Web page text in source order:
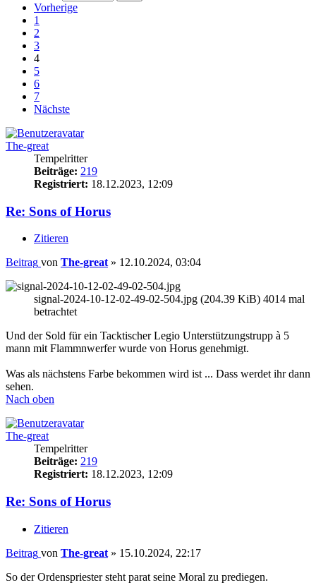
Vorherige
1
2
3
4
5
6
7
Nächste
The-great
Tempelritter
Beiträge: 219
Registriert: 18.12.2023, 12:09
Re: Sons of Horus
Zitieren
Beitrag von The-great » 12.10.2024, 03:04
signal-2024-10-12-02-49-02-504.jpg (204.39 KiB) 4014 mal
betrachtet
Und der Sold für ein Tacktischer Legio Unterstützungstrupp à 5
mann mit Flammnwerfer wurde von Horus genehmigt.
Was als nächstens Farbe bekommen wird ist ... Dass werdet ihr dann
sehen.
Nach oben
The-great
Tempelritter
Beiträge: 219
Registriert: 18.12.2023, 12:09
Re: Sons of Horus
Zitieren
Beitrag von The-great » 15.10.2024, 22:17
So der Ordenspriester steht parat seine Moral zu prediegen.